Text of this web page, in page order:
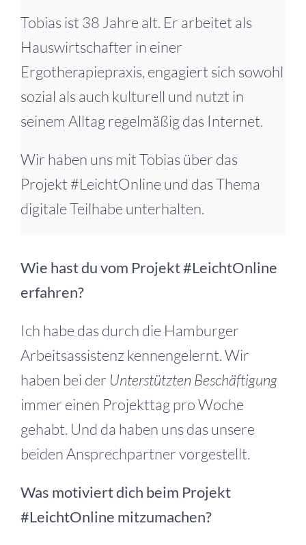
Tobias ist 38 Jahre alt. Er arbeitet als
Hauswirtschafter in einer
Ergotherapiepraxis, engagiert sich sowohl
sozial als auch kulturell und nutzt in
seinem Alltag regelmäßig das Internet.
Wir haben uns mit Tobias über das
Projekt #LeichtOnline und das Thema
digitale Teilhabe unterhalten.
Wie hast du vom Projekt #LeichtOnline
erfahren?
Ich habe das durch die Hamburger
Arbeitsassistenz kennengelernt. Wir
haben bei der Unterstützten Beschäftigung
immer einen Projekttag pro Woche
gehabt. Und da haben uns das unsere
beiden Ansprechpartner vorgestellt.
Was motiviert dich beim Projekt
#LeichtOnline mitzumachen?